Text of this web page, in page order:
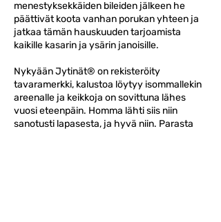
menestyksekkäiden bileiden jälkeen he
päättivät koota vanhan porukan yhteen ja
jatkaa tämän hauskuuden tarjoamista
kaikille kasarin ja ysärin janoisille.
Nykyään Jytinät® on rekisteröity
tavaramerkki, kalustoa löytyy isommallekin
areenalle ja keikkoja on sovittuna lähes
vuosi eteenpäin. Homma lähti siis niin
sanotusti lapasesta, ja hyvä niin. Parasta